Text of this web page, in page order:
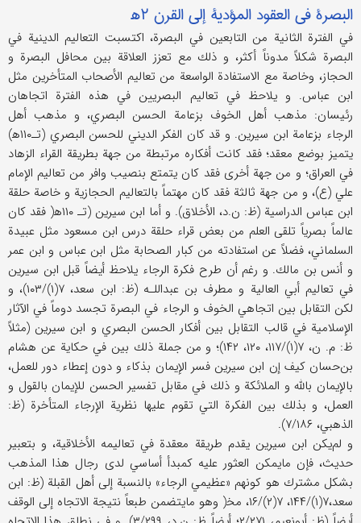
البصرة في العقود المؤدية إلى القرن ۲ه‍ ‍‌
في الفترة الثانية من التابعين في البصرة، اكتسبت التعاليم الدينية في
البصرة شكلاً مدوناً أكثر، و ذلك مع تعزز العلاقة بين محافل البصرة و
الحجاز، وخاصة مع الاستفادة الواسعة من تعاليم الأصحاب المتأخرين مثل
ابن عباس. و يلاحظ في تعاليم البصريين في هذه الفترة اتجاهان
رئيسان: مذهب أهل الخوف بزعامة الحسن البصري، و مذهب أهل
الرجاء بزعامة ابن سيرين. و قد كان الفكر الديني للحسن البصري (تـ‍‌۱۱۰ه‍)
يتميز بوضع معقد؛ فقد كانت أفكاره مرتبطة من جهة بطريقة القراء الزهاد
في العراق؛ و من جهة أخرى فقد كان يتمتع بنصيب وافر من تعاليم الإمام
علي (ع)، و من جهة ثالثة فقد كان مهتماً بالتعاليم الحجازية و خاصة حلقة
ابن عباس الدراسية (ظ: ن.د، الأخلاق). و أما ابن سيرين (تـ‍ ۱۱۰ه‍( فقد كان
عالماً بصرياً تلقى العلم من بعض قراء حلقة درس ابن مسعود مثل عبيدة
السلماني، فضلاً عن استفادته من كبار الصحابة مثل ابن عباس و ابن عمر
و أنس بن مالك. و رغم أن طرح فكرة الرجاء يلاحظ أيضاً قبل ابن سيرين
في تعاليم أبي العالية و مطرف بن عبداللـه (ظ: ابن سعد، ۷(۱)/۱۰۳)، و
لكن التقابل بين اتجاهي الخوف و الرجاء في البصرة تجسد دوماً في الآثار
الإسلامية في قالب التقابل بين أفكار الحسن البصري و ابن سيرين (مثلاً
ظ: م. ن، ۷(۱)/۱۱۷، ۱۲۰، ۱۴۲)؛ و من جملة ذلك بين في حكاية عن هشام
بن‌حسان كيف إن ابن سيرين فسر الإيمان بذكاء و دون إعطاء دور للعمل،
بالإيمان بالله و الملائكة و ذلك في مقابل تفسير الحسن للإيمان بالقول و
العمل، و بذلك بين الفكرة التي تقوم عليها نظرية الإرجاء المتأخرة (ظ:
الذهبي، ۷/۱۸۶).
و لم‌يكن ابن سيرين يقدم طريقة معقدة في تعاليمه الأخلاقية، و بتعبير
حديث، فإن مايمكن العثور عليه كمبدأ أساسي لدى رجال هذا المذهب
بشكل مشترك هو كونهم «عظيمي الرجاء» بالنسبة إلى أهل القبلة (ظ: ابن
سعد،۷(۱)/۱۴۴، ۷(۲)/۱۶، مخ‍( وهو مايتضمن طبعاً نتيجة الاتجاه إلى الوقف